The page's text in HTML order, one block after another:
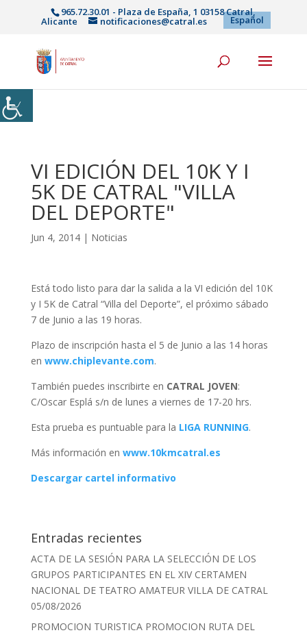
965.72.30.01 - Plaza de España, 1 03158 Catral,
Alicante notificaciones@catral.es Español
VI EDICIÓN DEL 10K Y I
5K DE CATRAL "VILLA
DEL DEPORTE"
Jun 4, 2014| Noticias
Está todo listo para dar la salida a la VI edición del 10K
y I 5K de Catral “Villa del Deporte”, el próximo sábado
7 de Junio a las 19 horas.
Plazo de inscripción hasta el 5 de Junio a las 14 horas
en www.chiplevante.com.
También puedes inscribirte en CATRAL JOVEN:
C/Oscar Esplá s/n de lunes a viernes de 17-20 hrs.
Esta prueba es puntuable para la LIGA RUNNING.
Más información en www.10kmcatral.es
Descargar cartel informativo
Entradas recientes
ACTA DE LA SESIÓN PARA LA SELECCIÓN DE LOS
GRUPOS PARTICIPANTES EN EL XIV CERTAMEN
NACIONAL DE TEATRO AMATEUR VILLA DE CATRAL
05/08/2026
PROMOCION TURISTICA PROMOCION RUTA DEL